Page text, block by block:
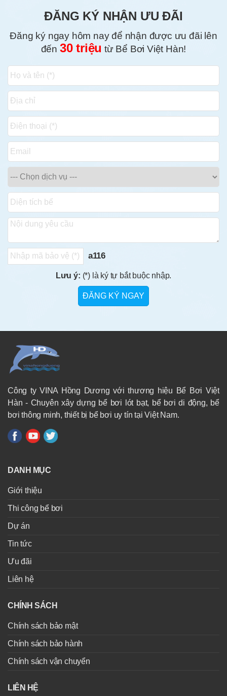
ĐĂNG KÝ NHẬN ƯU ĐÃI
Đăng ký ngay hôm nay để nhận được ưu đãi lên
đến 30 triệu từ Bể Bơi Việt Hàn!
a116
Lưu ý: (*) là ký tự bắt buộc nhập.
Công ty VINA Hồng Dương với thương hiệu Bể Bơi Việt
Hàn - Chuyên xây dựng bể bơi lót bạt, bể bơi di động, bể
bơi thông minh, thiết bị bể bơi uy tín tại Việt Nam.
DANH MỤC
Giới thiệu
Thi công bể bơi
Dự án
Tin tức
Ưu đãi
Liên hệ
CHÍNH SÁCH
Chính sách bảo mật
Chính sách bảo hành
Chính sách vận chuyển
LIÊN HỆ